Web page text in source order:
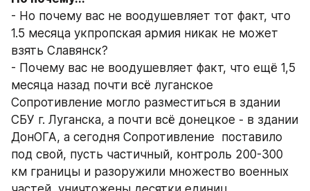
- Но почему вас не воодушевляет тот факт, что
1.5 месяца укпропская армия никак не может
взять Славянск?
- Почему вас не воодушевляет факт, что ещё 1,5
месяца назад почти всё луганское
Сопротивление могло разместиться в здании
СБУ г. Луганска, а почти всё донецкое - в здании
ДонОГА, а сегодня Сопротивление  поставило
под свой, пусть частичный, контроль 200-300
км границы и разоружили множество военных